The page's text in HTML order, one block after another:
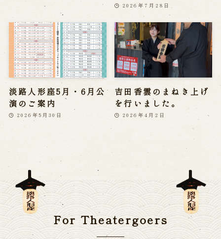
2026年7月28日
淡路人形座5月・6月公
演のご案内
2026年5月30日
吉田香雲のまねき上げ
を行いました。
2026年4月2日
For Theatergoers